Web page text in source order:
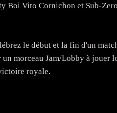
Boi Vito Cornichon et Sub-
le début et la fin d'un
morceau Jam/Lobby à jouer
royale.